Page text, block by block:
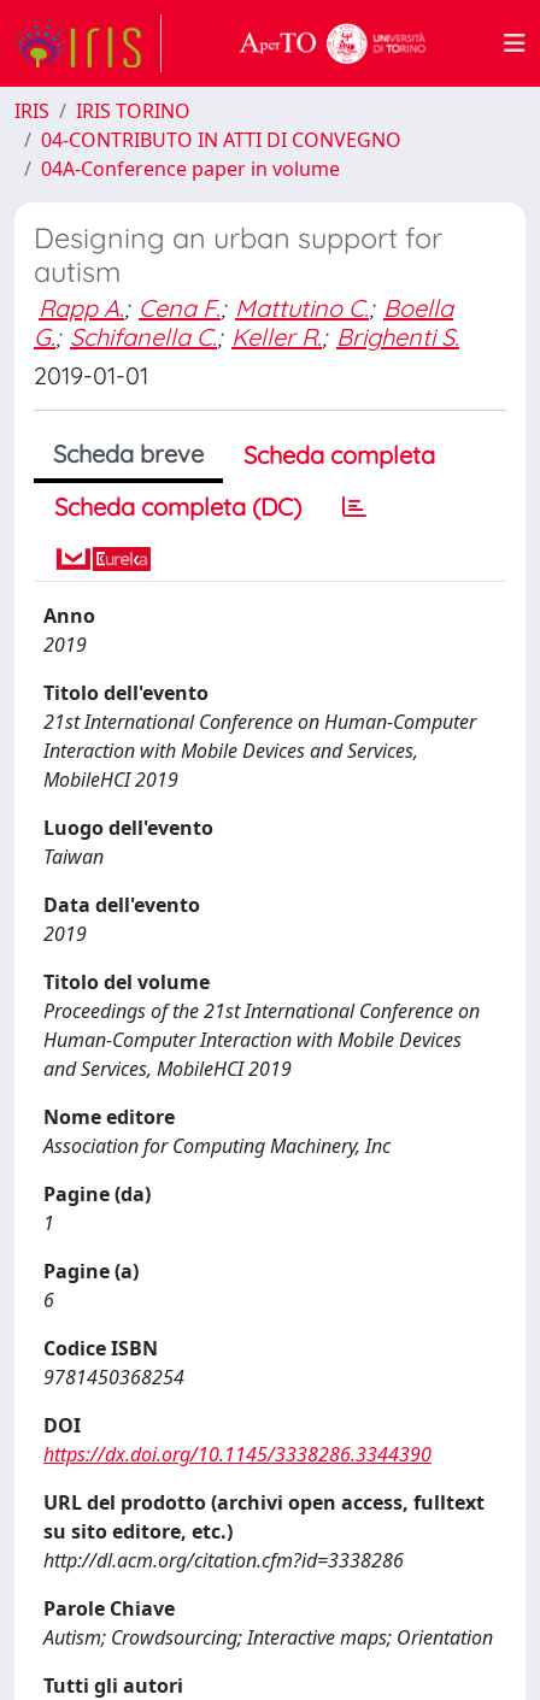
IRIS
IRIS TORINO
04-CONTRIBUTO IN ATTI DI CONVEGNO
04A-Conference paper in volume
Designing an urban support for
autism
Rapp A.; Cena F.; Mattutino C.; Boella
G.; Schifanella C.; Keller R.; Brighenti S.
2019-01-01
Scheda breve
Scheda completa
Scheda completa (DC)
Anno
2019
Titolo dell'evento
21st International Conference on Human-Computer
Interaction with Mobile Devices and Services,
MobileHCI 2019
Luogo dell'evento
Taiwan
Data dell'evento
2019
Titolo del volume
Proceedings of the 21st International Conference on
Human-Computer Interaction with Mobile Devices
and Services, MobileHCI 2019
Nome editore
Association for Computing Machinery, Inc
Pagine (da)
1
Pagine (a)
6
Codice ISBN
9781450368254
DOI
https://dx.doi.org/10.1145/3338286.3344390
URL del prodotto (archivi open access, fulltext
su sito editore, etc.)
http://dl.acm.org/citation.cfm?id=3338286
Parole Chiave
Autism; Crowdsourcing; Interactive maps; Orientation
Tutti gli autori